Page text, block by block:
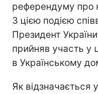
референдуму про
З цією подією
Президент
прийняв участь у
в Українському
Як відзначається